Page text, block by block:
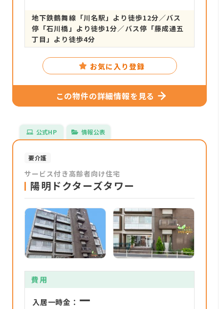
地下鉄鶴舞線「川名駅」より徒歩12分／バス
停「石川橋」より徒歩1分／バス停「藤成通五
丁目」より徒歩4分
お気に入り登録
この物件の詳細情報を見る
公式HP 情報公表
要介護
サービス付き高齢者向け住宅
陽明ドクターズタワー
費用
入居一時金： ー